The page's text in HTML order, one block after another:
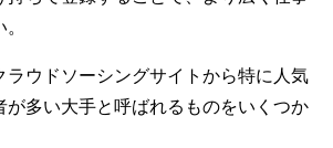
ラウドソーシングサイトから特に人気
が多い大手と呼ばれるものをいくつか